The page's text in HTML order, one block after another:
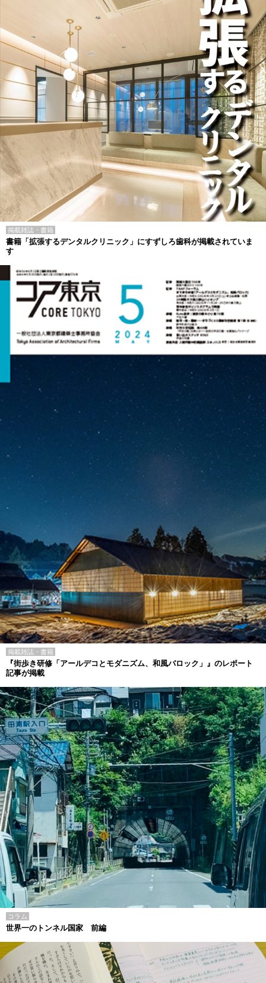
掲載雑誌・書籍
書籍「拡張するデンタルクリニック」にすずしろ歯科が掲載されていま
す
掲載雑誌・書籍
『街歩き研修「アールデコとモダニズム、和風バロック」』のレポート
記事が掲載
コラム
世界一のトンネル国家 前編